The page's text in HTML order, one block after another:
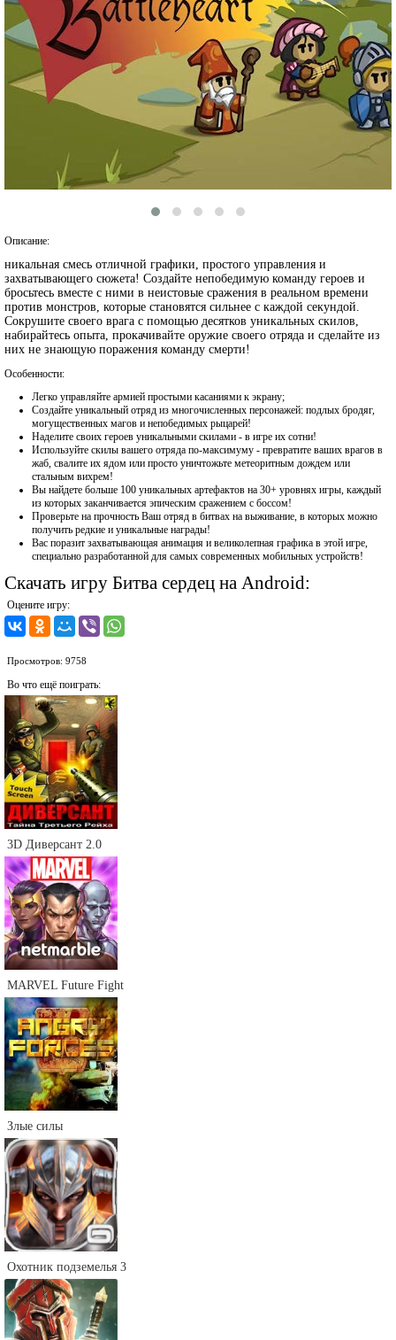
Описание:
никальная смесь отличной графики, простого управления и
захватывающего сюжета! Создайте непобедимую команду героев и
бросьтесь вместе с ними в неистовые сражения в реальном времени
против монстров, которые становятся сильнее с каждой секундой.
Сокрушите своего врага с помощью десятков уникальных скилов,
набирайтесь опыта, прокачивайте оружие своего отряда и сделайте из
них не знающую поражения команду смерти!
Особенности:
Легко управляйте армией простыми касаниями к экрану;
Создайте уникальный отряд из многочисленных персонажей: подлых бродяг,
могущественных магов и непобедимых рыцарей!
Наделите своих героев уникальными скилами - в игре их сотни!
Используйте скилы вашего отряда по-максимуму - превратите ваших врагов в
жаб, свалите их ядом или просто уничтожьте метеоритным дождем или
стальным вихрем!
Вы найдете больше 100 уникальных артефактов на 30+ уровнях игры, каждый
из которых заканчивается эпическим сражением с боссом!
Проверьте на прочность Ваш отряд в битвах на выживание, в которых можно
получить редкие и уникальные награды!
Вас поразит захватывающая анимация и великолепная графика в этой игре,
специально разработанной для самых современных мобильных устройств!
Скачать игру Битва сердец на Android:
Оцените игру:
Просмотров: 9758
Во что ещё поиграть:
3D Диверсант 2.0
MARVEL Future Fight
Злые силы
Охотник подземелья 3